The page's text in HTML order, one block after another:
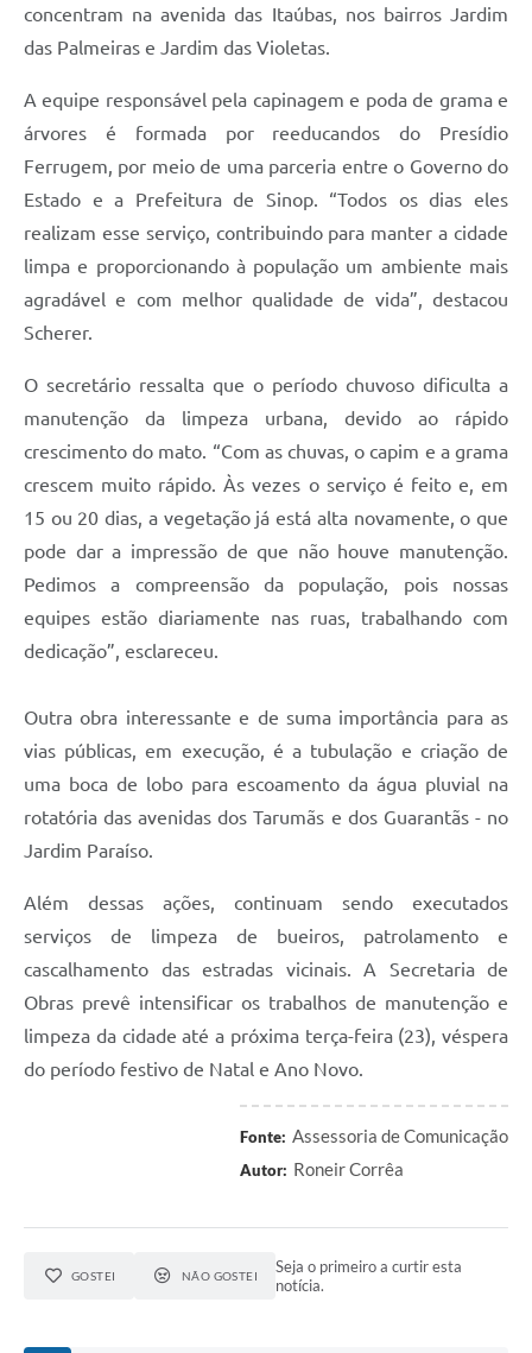
concentram na avenida das Itaúbas, nos bairros Jardim
das Palmeiras e Jardim das Violetas.
A equipe responsável pela capinagem e poda de grama e
árvores é formada por reeducandos do Presídio
Ferrugem, por meio de uma parceria entre o Governo do
Estado e a Prefeitura de Sinop. “Todos os dias eles
realizam esse serviço, contribuindo para manter a cidade
limpa e proporcionando à população um ambiente mais
agradável e com melhor qualidade de vida”, destacou
Scherer.
O secretário ressalta que o período chuvoso dificulta a
manutenção da limpeza urbana, devido ao rápido
crescimento do mato. “Com as chuvas, o capim e a grama
crescem muito rápido. Às vezes o serviço é feito e, em
15 ou 20 dias, a vegetação já está alta novamente, o que
pode dar a impressão de que não houve manutenção.
Pedimos a compreensão da população, pois nossas
equipes estão diariamente nas ruas, trabalhando com
dedicação”, esclareceu.
Outra obra interessante e de suma importância para as
vias públicas, em execução, é a tubulação e criação de
uma boca de lobo para escoamento da água pluvial na
rotatória das avenidas dos Tarumãs e dos Guarantãs - no
Jardim Paraíso.
Além dessas ações, continuam sendo executados
serviços de limpeza de bueiros, patrolamento e
cascalhamento das estradas vicinais. A Secretaria de
Obras prevê intensificar os trabalhos de manutenção e
limpeza da cidade até a próxima terça-feira (23), véspera
do período festivo de Natal e Ano Novo.
Fonte: Assessoria de Comunicação
Autor: Roneir Corrêa
GOSTEI NÃO GOSTEI
Seja o primeiro a curtir esta
notícia.